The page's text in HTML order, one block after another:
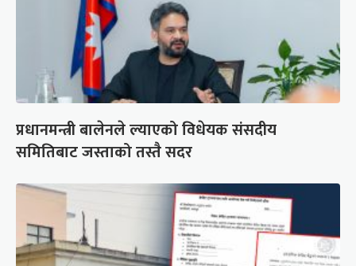
प्रधानमन्त्री बालेनले ल्याएको विधेयक संसदीय
समितिबाट जस्ताको तस्तै सदर